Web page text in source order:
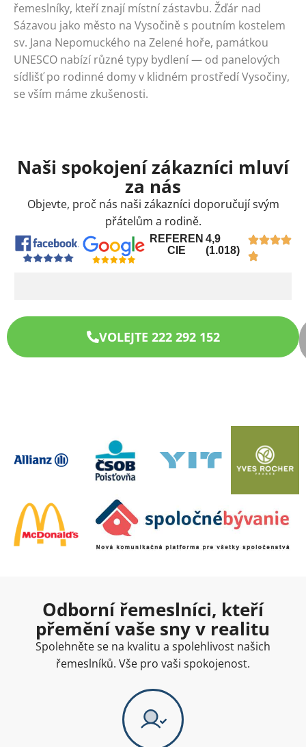
řemeslníky, kteří znají místní zástavbu. Žďár nad
Sázavou jako město na Vysočině s poutním kostelem
sv. Jana Nepomuckého na Zelené hoře, památkou
UNESCO nabízí různé typy bydlení — od panelových
sídlišť po rodinné domy v klidném prostředí Vysočiny,
se vším máme zkušenosti.
Naši spokojení zákazníci mluví
za nás
Objevte, proč nás naši zákazníci doporučují svým
přátelům a rodině.
REFEREN
CIE
4,9
(1.018)
VOLEJTE 222 292 152
Odborní řemeslníci, kteří
přemění vaše sny v realitu
Spolehněte se na kvalitu a spolehlivost našich
řemeslníků. Vše pro vaši spokojenost.